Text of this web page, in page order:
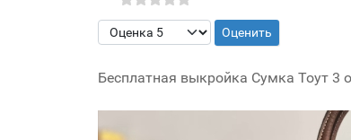
Пожалуйста, оцените
Бесплатная выкройка Сумка Тоут 3